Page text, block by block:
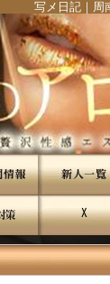
写メ日記｜周